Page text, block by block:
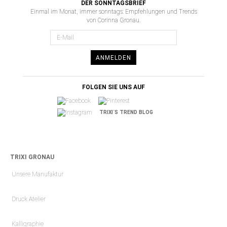
DER SONNTAGSBRIEF
Einmal im Monat, immer sonntags: Empfehlungen und Trends
von Corinna Gronau.
ANMELDEN
FOLGEN SIE UNS AUF
TRIXI´S TREND BLOG
TRIXI GRONAU
Unsere Manufaktur
Druck Atelier
Kalligraphie